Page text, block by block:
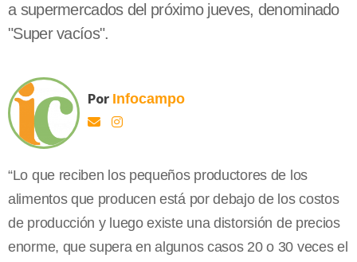
a supermercados del próximo jueves, denominado
"Super vacíos".
Por Infocampo
“Lo que reciben los pequeños productores de los
alimentos que producen está por debajo de los costos
de producción y luego existe una distorsión de precios
enorme, que supera en algunos casos 20 o 30 veces el